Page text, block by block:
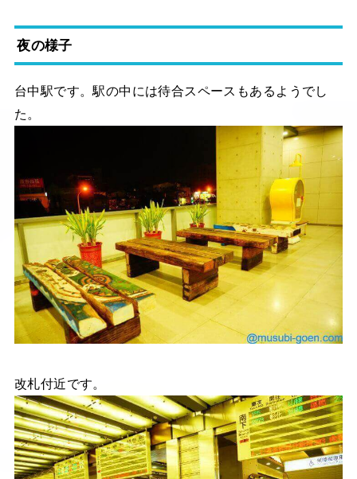
夜の様子
台中駅です。駅の中には待合スペースもあるようでし
た。
改札付近です。